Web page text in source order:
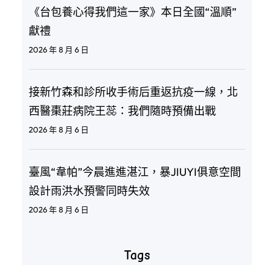
《台包養心得我們這一家》本日全國“溫順”
獻禮
2026 年 8 月 6 日
接新竹森和診所收手術后重返抗疫一線，北
西醫棗莊病院王蕊：我們隨時預備出戰
2026 年 8 月 6 日
臺風“韋帕”今晨進進湛江，暴JIUYI俱意空間
設計雨洪水預警同時失效
2026 年 8 月 6 日
Tags